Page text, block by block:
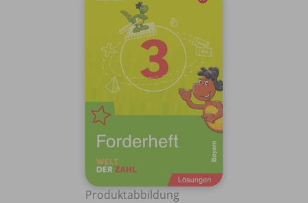
Produktabbildung